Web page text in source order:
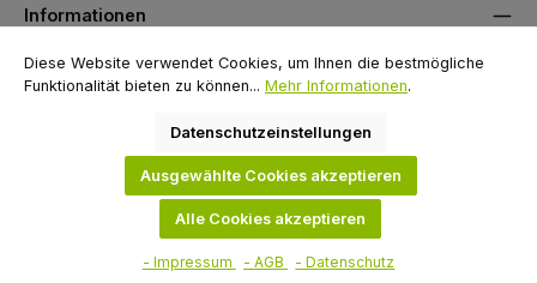
Informationen
Unser Partner
Alle Preise exkl. gesetzl. Mehrwertsteuer zzgl.Versandkosten
© 2026 Flügel GmbH - Alle Rechte vorbehalten. Theme by
Diese Website verwendet Cookies, um Ihnen die bestmögliche
Funktionalität bieten zu können... Mehr Informationen.
Datenschutzeinstellungen
Ausgewählte Cookies akzeptieren
Alle Cookies akzeptieren
- Impressum - AGB - Datenschutz